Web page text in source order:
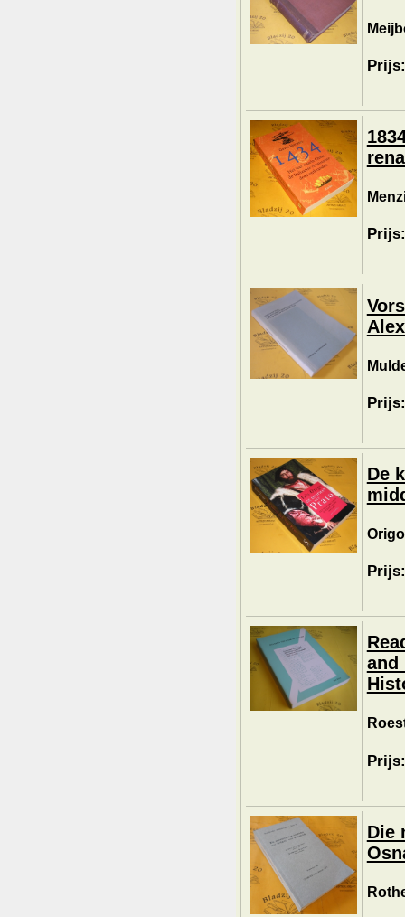
De
and
Die